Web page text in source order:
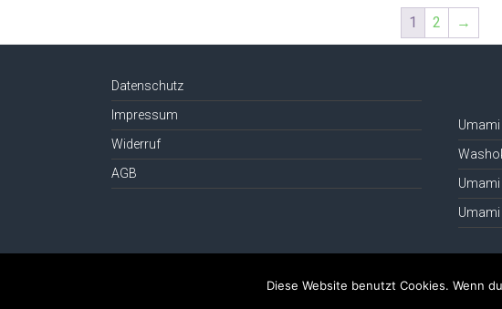
1 2 →
Datenschutz
Impressum
Widerruf
AGB
umami-bio.de. Alle Rechte vorbehalten.
Diese Website benutzt Cookies. Wenn